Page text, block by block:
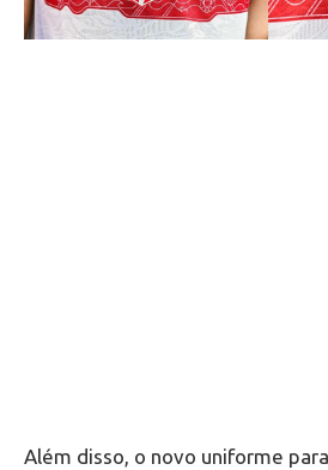
Além disso, o novo uniforme